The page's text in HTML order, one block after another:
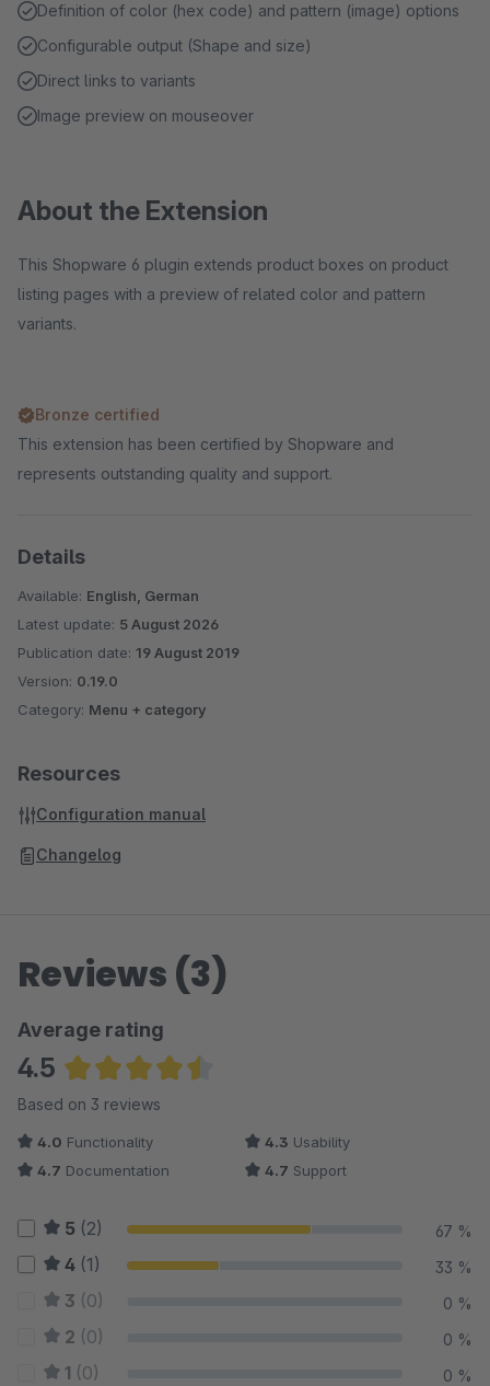
Definition of color (hex code) and pattern (image) options
Configurable output (Shape and size)
Direct links to variants
Image preview on mouseover
About the Extension
This Shopware 6 plugin extends product boxes on product
listing pages with a preview of related color and pattern
variants.
Bronze certified
This extension has been certified by Shopware and
represents outstanding quality and support.
Details
Available: English, German
Latest update: 5 August 2026
Publication date: 19 August 2019
Version: 0.19.0
Category: Menu + category
Resources
Configuration manual
Changelog
Reviews (3)
Average rating
4.5
Average rating of 4.5 out of 5 stars
Based on 3 reviews
4.0 Functionality 4.3 Usability
4.7 Documentation 4.7 Support
5 (2) 67 %
4 (1) 33 %
3 (0) 0 %
2 (0) 0 %
1 (0) 0 %